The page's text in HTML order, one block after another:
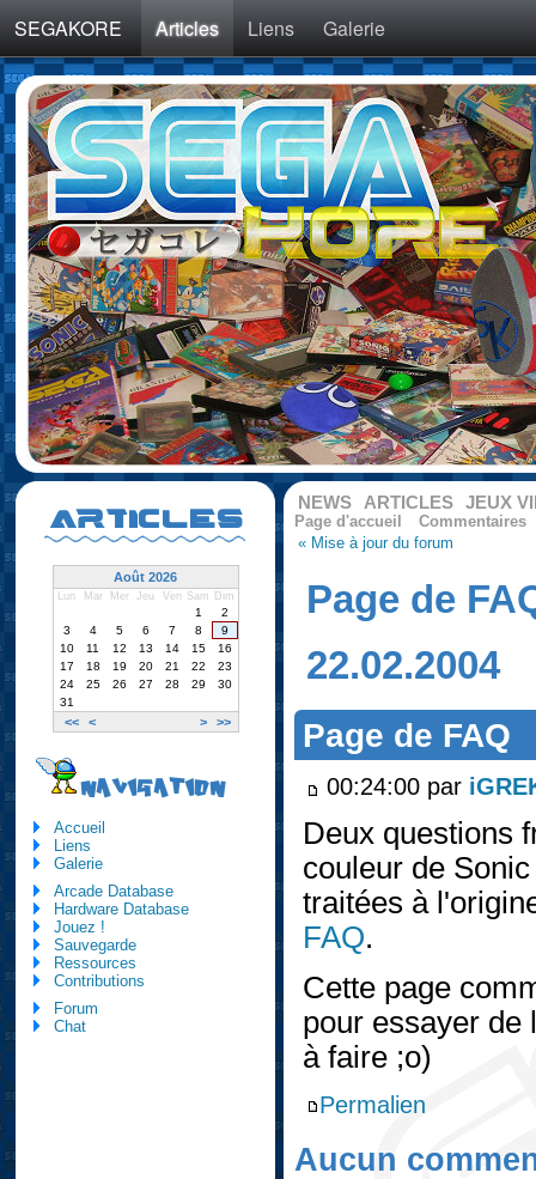
SEGAKORE Articles Liens Galerie
NEWS ARTICLES JEUX
Page d'accueil
Commentaires
« Mise à jour du forum
Page de
22.02.2004
Page de FAQ
00:24:00 par
Deux questions
couleur de
traitées à
FAQ.
Cette page
pour essayer de
à faire ;o)
Permalien
Aucun
ARTICLES
Août 2026
Lun Mar Mer Jeu Ven Sam Dim
<< < > >>
1
2
3
4 5 6 7 8
9
10
11 12 13 14 15
16
17
18 19 20 21 22
23
24
25 26 27 28 29
30
31
NAVIGATION
Accueil
Liens
Galerie
Arcade Database
Hardware Database
Jouez !
Sauvegarde
Ressources
Contributions
Forum
Chat